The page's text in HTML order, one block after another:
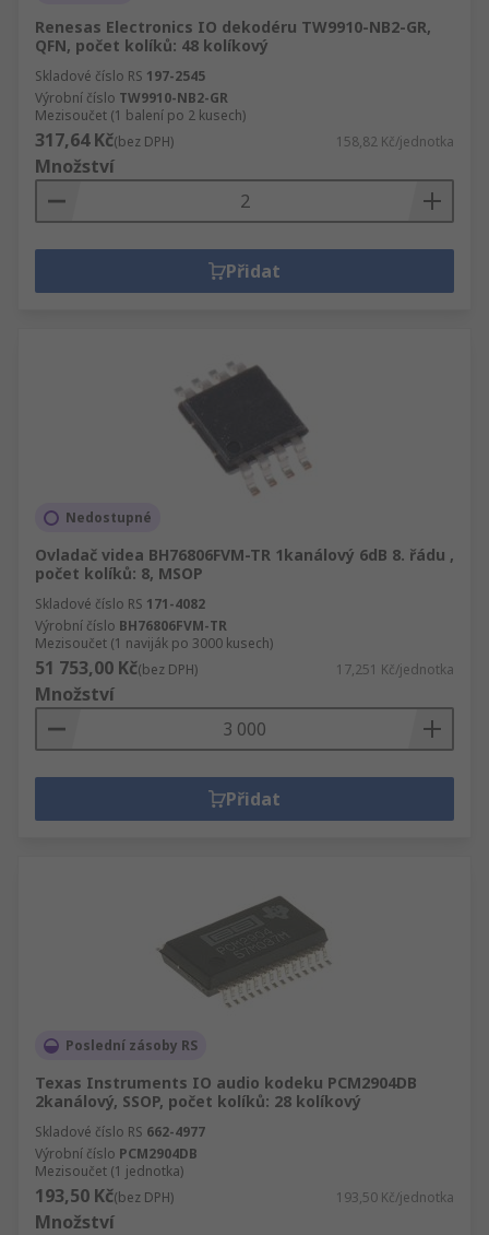
Renesas Electronics IO dekodéru TW9910-NB2-GR,
QFN, počet kolíků: 48 kolíkový
Skladové číslo RS 197-2545
Výrobní číslo TW9910-NB2-GR
Mezisoučet (1 balení po 2 kusech)
317,64 Kč(bez DPH) 158,82 Kč/jednotka
Množství
Přidat
Nedostupné
Ovladač videa BH76806FVM-TR 1kanálový 6dB 8. řádu ,
počet kolíků: 8, MSOP
Skladové číslo RS 171-4082
Výrobní číslo BH76806FVM-TR
Mezisoučet (1 naviják po 3000 kusech)
51 753,00 Kč(bez DPH) 17,251 Kč/jednotka
Množství
Přidat
Poslední zásoby RS
Texas Instruments IO audio kodeku PCM2904DB
2kanálový, SSOP, počet kolíků: 28 kolíkový
Skladové číslo RS 662-4977
Výrobní číslo PCM2904DB
Mezisoučet (1 jednotka)
193,50 Kč(bez DPH) 193,50 Kč/jednotka
Množství